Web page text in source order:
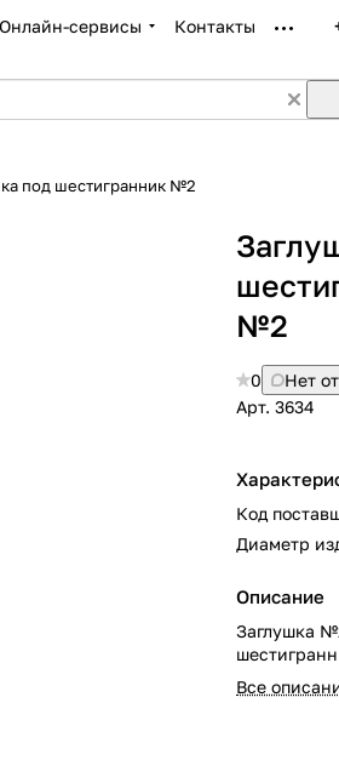
Онлайн-сервисы Контакты
под шестигранник №2
№2
0
Нет
Арт. 3634
Код
Диаметр
Описание
Заглушка
Все